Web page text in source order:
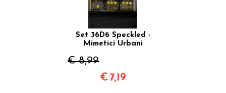
Set 36D6 Speckled -
Mimetici Urbani
€ 8,99
€ 7,19